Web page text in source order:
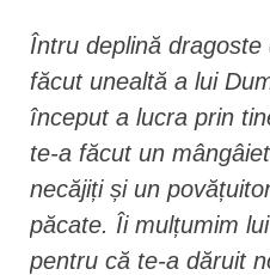
Întru deplină
făcut unealtă a lui
început a lucra prin
te-a făcut un
necăjiți și un
păcate. Îi mulțumim
pentru că te-a dăruit